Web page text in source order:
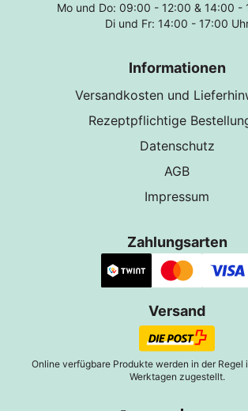
Mo und Do: 09:00 - 12:00 & 14:00 -
Di und Fr: 14:00 - 17:00
Informationen
Versandkosten und
Rezeptpflichtige
Datenschutz
AGB
Impressum
Zahlungsarten
Versand
Online verfügbare Produkte werden in der Regel
Werktagen zugestellt.